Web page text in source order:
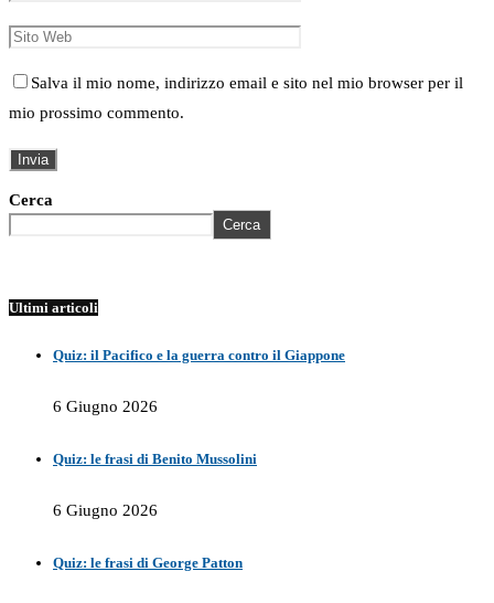
Salva il mio nome, indirizzo email e sito nel mio browser per il
mio prossimo commento.
Cerca
Cerca
Ultimi articoli
Quiz: il Pacifico e la guerra contro il Giappone
6 Giugno 2026
Quiz: le frasi di Benito Mussolini
6 Giugno 2026
Quiz: le frasi di George Patton